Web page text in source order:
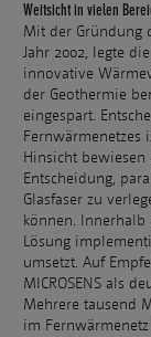
Weitsicht in vielen
Mit der Gründung
Jahr 2002, legte
innovative
der Geothermie
eingespart.
Fernwärmenetzes
Hinsicht
Entscheidung,
Glasfaser zu
können. Innerhalb
Lösung
umsetzt. Auf
MICROSENS als
Mehrere tausend
im